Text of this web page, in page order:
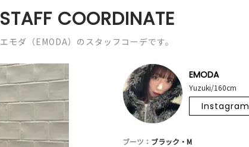
STAFF COORDINATE
エモダ（EMODA）のスタッフコーデです。
EMODA
Yuzuki/160cm
Instagram
ブーツ： ブラック・M